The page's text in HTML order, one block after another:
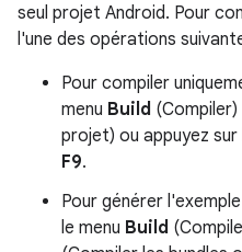
seul projet Android. Pour
l'une des opérations
Pour compiler
menu Build (Compiler)
projet) ou appuyez
F9.
Pour générer
le menu Build